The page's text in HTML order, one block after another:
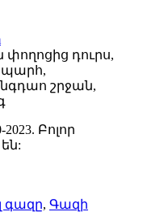
փողոցից դուրս,
շրջան,
Բոլոր
գազը, Գազի